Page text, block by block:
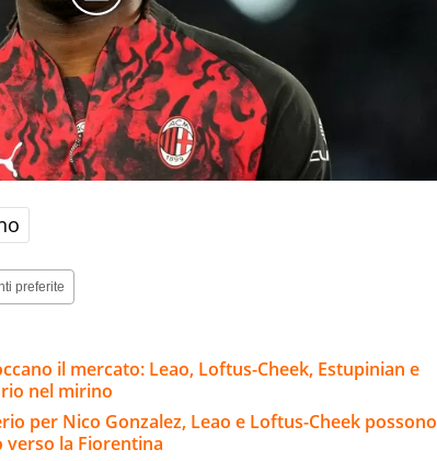
preferite
il mercato: Leao, Loftus-Cheek, Estupinian e
nel mirino
per Nico Gonzalez, Leao e Loftus-Cheek possono
la Fiorentina